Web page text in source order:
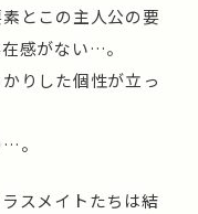
とこの主人公の要
感がない…。
りした個性が立っ
。
スメイトたちは結